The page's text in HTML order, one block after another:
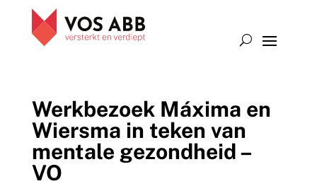
Werkbezoek Máxima en
Wiersma in teken van
mentale gezondheid –
VO